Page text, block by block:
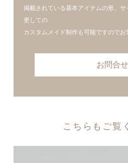
掲載されている基本アイテムの形、
更しての
カスタムメイド制作も可能ですのでお
お問合せ
こちらもご覧